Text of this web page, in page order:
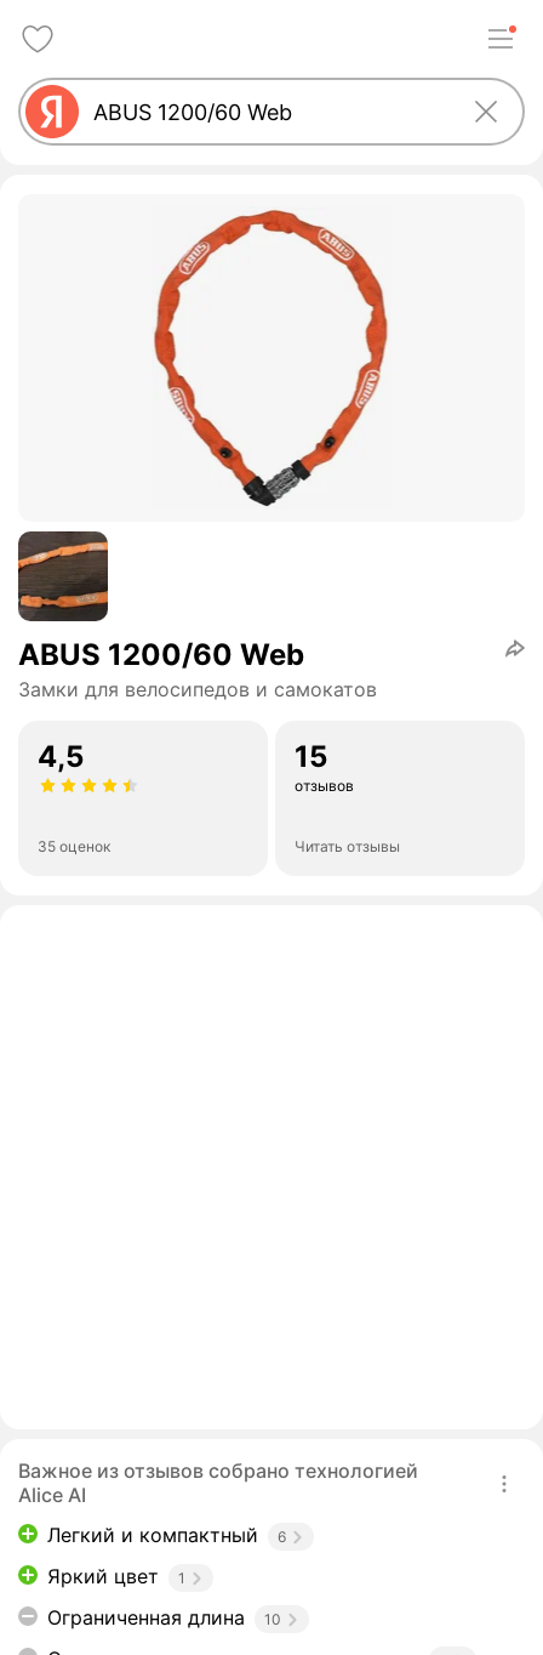
ABUS 1200/60 Web
Замки для велосипедов и самокатов
4,5
35 оценок
15
отзывов
Читать отзывы
Важное из отзывов собрано технологией
Alice AI
Легкий и компактный
6
Яркий цвет 1
Ограниченная длина 10